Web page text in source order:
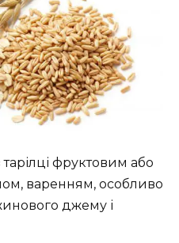
фруктовим або
варенням, особливо
джему і